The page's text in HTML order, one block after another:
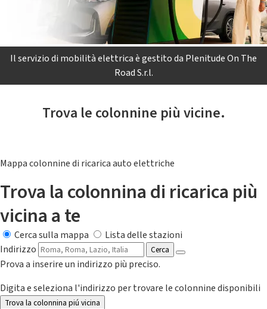
Il servizio di mobilità elettrica è gestito da Plenitude On The
Road S.r.l.
Trova le colonnine più vicine.
Mappa colonnine di ricarica auto elettriche
Trova la colonnina di ricarica più
vicina a te
Cerca sulla mappa
Lista delle stazioni
Indirizzo
Cerca
Prova a inserire un indirizzo più preciso.
Digita e seleziona l'indirizzo per trovare le colonnine disponibili
Trova la colonnina piú vicina